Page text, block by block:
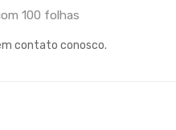
100 folhas
contato conosco.